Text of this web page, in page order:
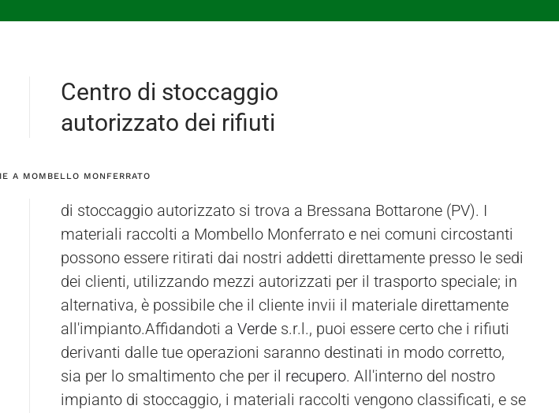
Centro di stoccaggio
autorizzato dei rifiuti
A MOMBELLO MONFERRATO
all'impianto.Affidandoti a Verde s.r.l., puoi essere certo che i rifiuti
derivanti dalle tue operazioni saranno destinati in modo corretto,
sia per lo smaltimento che per il recupero. All'interno del nostro
impianto di stoccaggio, i materiali raccolti vengono classificati, e se